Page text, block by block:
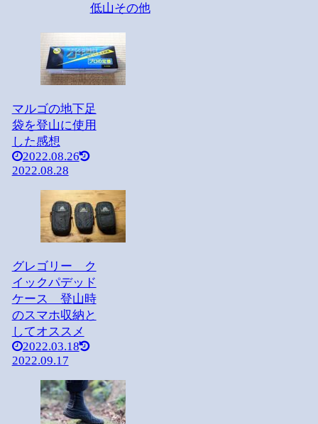
低山その他
マルゴの地下足
袋を登山に使用
した感想
2022.08.26
2022.08.28
グレゴリー ク
イックパデッド
ケース 登山時
のスマホ収納と
してオススメ
2022.03.18
2022.09.17